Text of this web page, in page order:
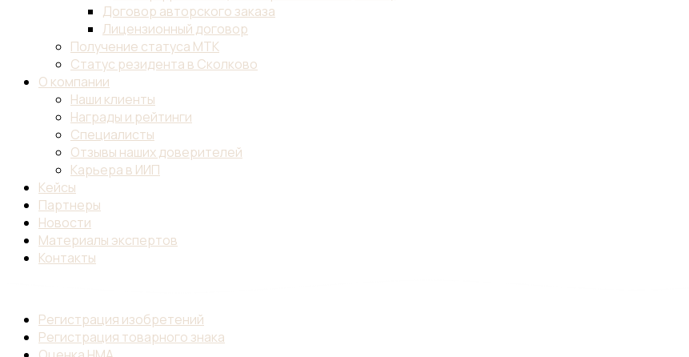
Договор авторского заказа
Лицензионный договор
Получение статуса МТК
Статус резидента в Сколково
О компании
Наши клиенты
Награды и рейтинги
Специалисты
Отзывы наших доверителей
Карьера в ИИП
Кейсы
Партнеры
Новости
Материалы экспертов
Контакты
Регистрация изобретений
Регистрация товарного знака